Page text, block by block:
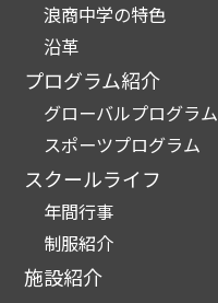
浪商中学の特色
沿革
プログラム紹介
グローバルプログラム
スポーツプログラム
スクールライフ
年間行事
制服紹介
施設紹介